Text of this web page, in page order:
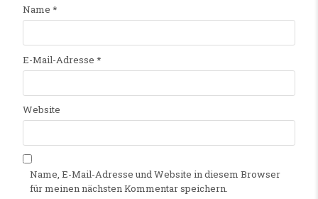
Name *
E-Mail-Adresse *
Website
Name, E-Mail-Adresse und Website in diesem Browser
für meinen nächsten Kommentar speichern.